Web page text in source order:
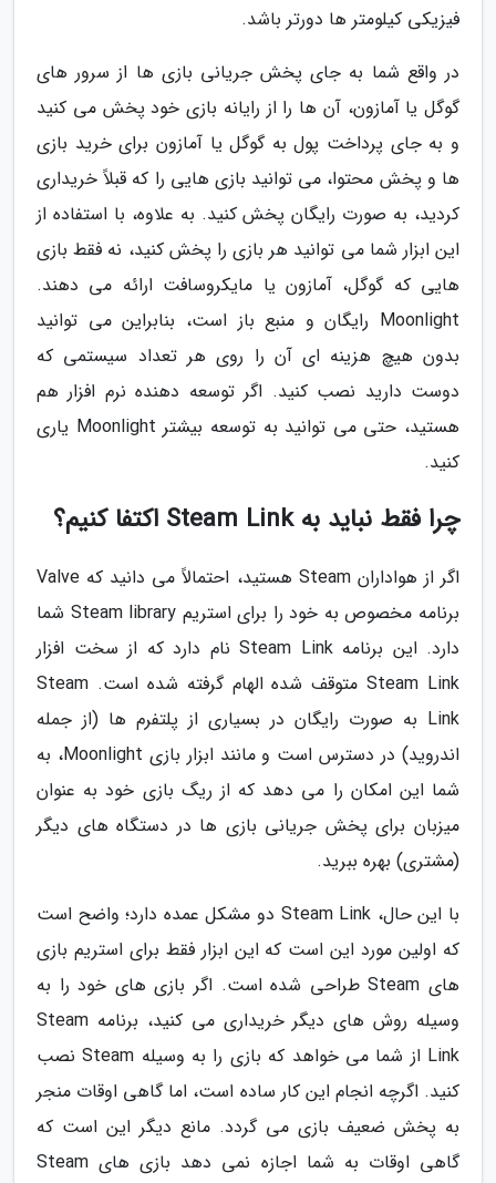
فیزیکی کیلومتر ها دورتر باشد.
در واقع شما به جای پخش جریانی بازی ها از سرور های
گوگل یا آمازون، آن ها را از رایانه بازی خود پخش می کنید
و به جای پرداخت پول به گوگل یا آمازون برای خرید بازی
ها و پخش محتوا، می توانید بازی هایی را که قبلاً خریداری
کردید، به صورت رایگان پخش کنید. به علاوه، با استفاده از
این ابزار شما می توانید هر بازی را پخش کنید، نه فقط بازی
هایی که گوگل، آمازون یا مایکروسافت ارائه می دهند.
Moonlight رایگان و منبع باز است، بنابراین می توانید
بدون هیچ هزینه ای آن را روی هر تعداد سیستمی که
دوست دارید نصب کنید. اگر توسعه دهنده نرم افزار هم
هستید، حتی می توانید به توسعه بیشتر Moonlight یاری
کنید.
چرا فقط نباید به Steam Link اکتفا کنیم؟
اگر از هواداران Steam هستید، احتمالاً می دانید که Valve
برنامه مخصوص به خود را برای استریم Steam library شما
دارد. این برنامه Steam Link نام دارد که از سخت افزار
Steam Link متوقف شده الهام گرفته شده است. Steam
Link به صورت رایگان در بسیاری از پلتفرم ها (از جمله
اندروید) در دسترس است و مانند ابزار بازی Moonlight، به
شما این امکان را می دهد که از ریگ بازی خود به عنوان
میزبان برای پخش جریانی بازی ها در دستگاه های دیگر
(مشتری) بهره ببرید.
با این حال، Steam Link دو مشکل عمده دارد؛ واضح است
که اولین مورد این است که این ابزار فقط برای استریم بازی
های Steam طراحی شده است. اگر بازی های خود را به
وسیله روش های دیگر خریداری می کنید، برنامه Steam
Link از شما می خواهد که بازی را به وسیله Steam نصب
کنید. اگرچه انجام این کار ساده است، اما گاهی اوقات منجر
به پخش ضعیف بازی می گردد. مانع دیگر این است که
گاهی اوقات به شما اجازه نمی دهد بازی های Steam